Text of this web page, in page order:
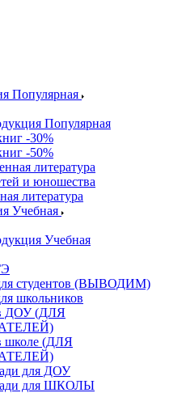
Популярная
Популярная
-30%
-50%
литература
и юношества
литература
Учебная
Учебная
студентов (ВЫВОДИМ)
школьников
ДОУ (ДЛЯ
школе (ДЛЯ
для ДОУ
для ШКОЛЫ